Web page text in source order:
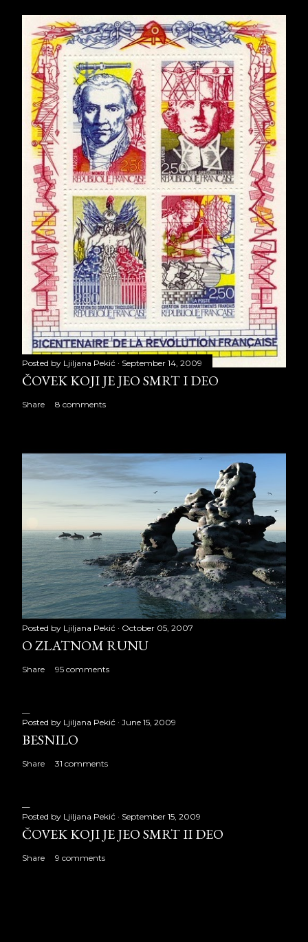
Posted by Ljiljana Pekić September 14, 2009
ČOVEK KOJI JE JEO SMRT I DEO
Share 8 comments
Posted by Ljiljana Pekić October 05, 2007
O ZLATNOM RUNU
Share 95 comments
Posted by Ljiljana Pekić June 15, 2009
BESNILO
Share 31 comments
Posted by Ljiljana Pekić September 15, 2009
ČOVEK KOJI JE JEO SMRT II DEO
Share 9 comments